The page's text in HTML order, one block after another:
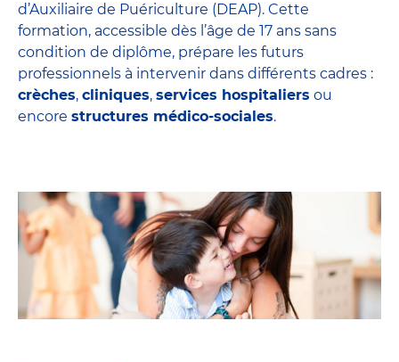
d’Auxiliaire de Puériculture (DEAP). Cette
formation, accessible dès l’âge de 17 ans sans
condition de diplôme, prépare les futurs
professionnels à intervenir dans différents cadres :
crèches, cliniques, services hospitaliers ou
encore structures médico-sociales.